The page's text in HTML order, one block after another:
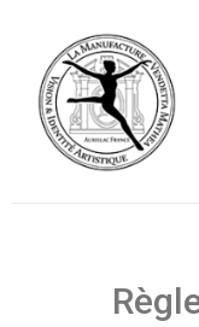
contenu